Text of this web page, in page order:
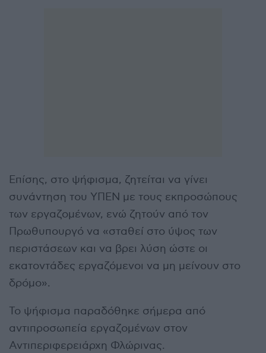
Επίσης, στο ψήφισμα, ζητείται να γίνει
συνάντηση του ΥΠΕΝ με τους εκπροσώπους
των εργαζομένων, ενώ ζητούν από τον
Πρωθυπουργό να «σταθεί στο ύψος των
περιστάσεων και να βρει λύση ώστε οι
εκατοντάδες εργαζόμενοι να μη μείνουν στο
δρόμο».
Το ψήφισμα παραδόθηκε σήμερα από
αντιπροσωπεία εργαζομένων στον
Αντιπεριφερειάρχη Φλώρινας.